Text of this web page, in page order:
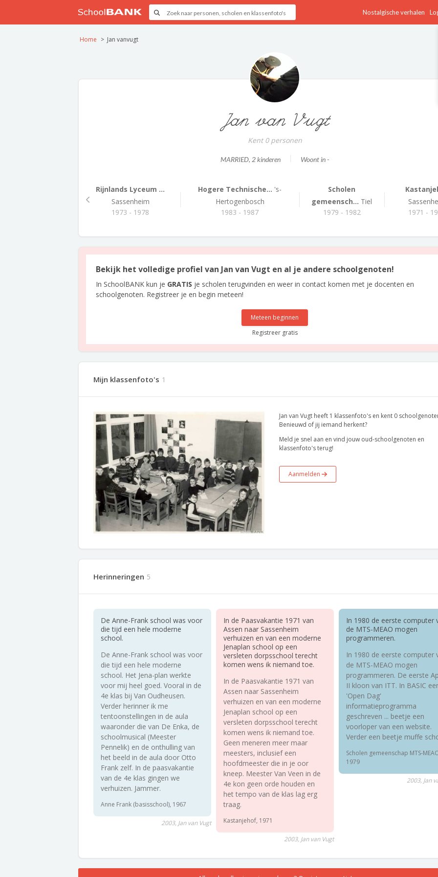
Nostalgische verhalen
Home Jan vanvugt
Jan van Vugt
Kent 0 personen
MARRIED, 2 kinderen Woont in -
Rijnlands Lyceum ...
Sassenheim
1973 - 1978
Hogere Technische... 's-
Hertogenbosch
1983 - 1987
Scholen
gemeensch... Tiel
1979 - 1982
1971 -
Bekijk het volledige profiel van Jan van Vugt en al je andere schoolgenoten!
In SchoolBANK kun je GRATIS je scholen terugvinden en weer in contact komen met je docenten en
schoolgenoten. Registreer je en begin meteen!
Meteen beginnen
Registreer gratis
Mijn klassenfoto's 1
Jan van Vugt heeft 1 klassenfoto's en kent 0
Benieuwd of jij iemand herkent?
Meld je snel aan en vind jouw oud-schoolgenoten en
klassenfoto's terug!
Aanmelden
Herinneringen 5
De Anne-Frank school was voor
die tijd een hele moderne
school.
De Anne-Frank school was voor
die tijd een hele moderne
school. Het Jena-plan werkte
voor mij heel goed. Vooral in de
4e klas bij Van Oudheusen.
Verder herinner ik me
tentoonstellingen in de aula
waaronder die van De Enka, de
schoolmusical (Meester
Pennelik) en de onthulling van
het beeld in de aula door Otto
Frank zelf. In de paasvakantie
van de 4e klas gingen we
verhuizen. Jammer.
Anne Frank (basisschool), 1967
2003, Jan van Vugt
In de Paasvakantie 1971 van
Assen naar Sassenheim
verhuizen en van een moderne
Jenaplan school op een
versleten dorpsschool terecht
komen wens ik niemand toe.
In de Paasvakantie 1971 van
Assen naar Sassenheim
verhuizen en van een moderne
Jenaplan school op een
versleten dorpsschool terecht
komen wens ik niemand toe.
Geen meneren meer maar
meesters, inclusief een
hoofdmeester die in je oor
kneep. Meester Van Veen in de
4e kon geen orde houden en
het tempo van de klas lag erg
traag.
Kastanjehof, 1971
2003, Jan van Vugt
In 1980 de eerste computer
de MTS-MEAO mogen
programmeren.
In 1980 de eerste computer
de MTS-MEAO mogen
programmeren. De eerste
II kloon van ITT. In BASIC
'Open Dag'
informatieprogramma
geschreven ... beetje een
voorloper van een website.
Verder een beetje muffe
Scholen gemeenschap MTS-
1979
2003, Jan